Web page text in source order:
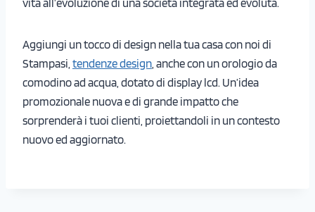
vita all’evoluzione di una società integrata ed evoluta.
Aggiungi un tocco di design nella tua casa con noi di
Stampasi, tendenze design, anche con un orologio da
comodino ad acqua, dotato di display lcd. Un’idea
promozionale nuova e di grande impatto che
sorprenderà i tuoi clienti, proiettandoli in un contesto
nuovo ed aggiornato.